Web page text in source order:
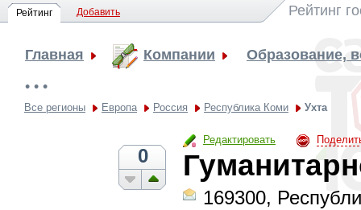
Рейтинг Добавить Рейтинг
Главная Компании Образование,
• • •
Все регионы Европа Россия Республика Коми Ухта
Редактировать
0
169300,